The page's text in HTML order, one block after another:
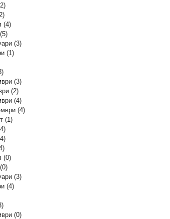
(4)
(5)
(3)
(1)
(3)
(2)
(4)
(4)
(1)
(0)
(0)
(3)
(4)
(0)